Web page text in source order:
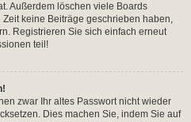
Außerdem löschen viele Boards
keine Beiträge geschrieben haben,
Registrieren Sie sich einfach erneut
teil!
zwar Ihr altes Passwort nicht wieder
Dies machen Sie, indem Sie auf